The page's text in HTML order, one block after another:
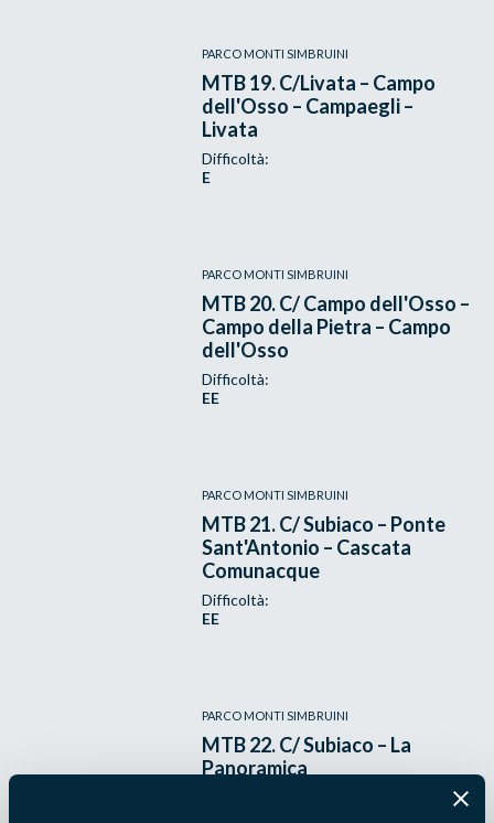
PARCO MONTI SIMBRUINI
MTB 19. C/Livata – Campo
dell'Osso – Campaegli –
Livata
Difficoltà:
E
PARCO MONTI SIMBRUINI
MTB 20. C/ Campo dell'Osso –
Campo della Pietra – Campo
dell'Osso
Difficoltà:
EE
PARCO MONTI SIMBRUINI
MTB 21. C/ Subiaco – Ponte
Sant'Antonio – Cascata
Comunacque
Difficoltà:
EE
PARCO MONTI SIMBRUINI
MTB 22. C/ Subiaco – La
Panoramica